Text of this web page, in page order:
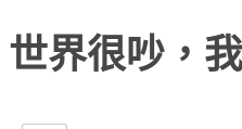
世界很吵，